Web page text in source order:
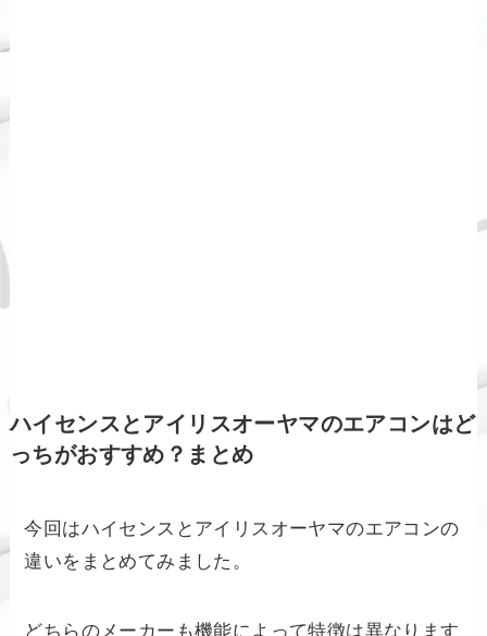
ハイセンスとアイリスオーヤマのエアコンはど
っちがおすすめ？まとめ
今回はハイセンスとアイリスオーヤマのエアコンの
違いをまとめてみました。
どちらのメーカーも機能によって特徴は異なります